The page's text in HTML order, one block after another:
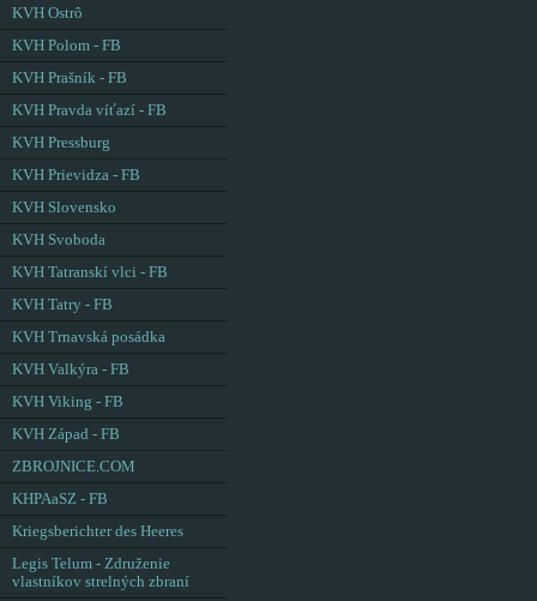
KVH Ostrô
KVH Polom - FB
KVH Prašník - FB
KVH Pravda víťazí - FB
KVH Pressburg
KVH Prievidza - FB
KVH Slovensko
KVH Svoboda
KVH Tatranskí vlci - FB
KVH Tatry - FB
KVH Trnavská posádka
KVH Valkýra - FB
KVH Viking - FB
KVH Západ - FB
ZBROJNICE.COM
KHPAaSZ - FB
Kriegsberichter des Heeres
Legis Telum - Združenie
vlastníkov strelných zbraní